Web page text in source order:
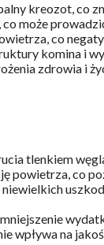
kreozot, co
może
co
komina i
zdrowia i
tlenkiem
powietrza, co
wpływa na